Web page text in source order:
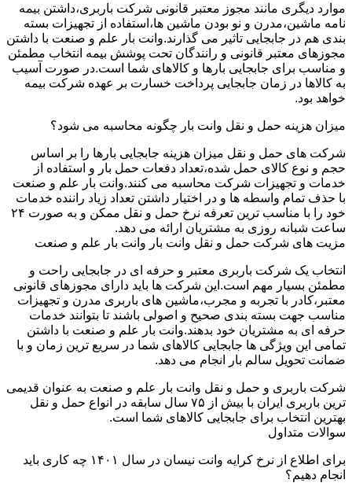
موارد دیگری مانند مجوز معتبر قانونی شرکت باربری،داشتن بیمه
نامه ماشین،مدرن و نو بودن ماشین ها،استفاده از تجهیزات بسته
بندی هم در جابجایی تاثیر می گذارند.وانت بار علم و صنعت با داشتن
مجوزهای معتبر قانونی و رانندگان تحت پوشش بیمه انتخاب مطمئن
و مناسب برای جابجایی بارها و کالاهای شما است.در صورت آسیب
به کالاها در زمان جابجایی پرداخت خسارت بر عهده شرکت بیمه
خواهد بود.
میزان هزینه حمل و نقل وانت بار چگونه محاسبه می شود؟
شرکت های حمل و نقل میزان هزینه جابجایی بارها را بر اساس
حجم و نوع کالای حمل شده،تعداد دفعات حمل بار و استفاده از
خدمات و تجهیزات شرکت محاسبه می کنند.وانت بار علم و صنعت
با حذف تمام واسطه ها و در اختیار داشتن تعداد زیاد راننده خدمات
خود را با مناسب ترین تعرفه نرخ حمل و نقل ممکن و به صورت ۲۴
ساعت شبانه روزی به مشتریان ارائه می دهد.
مزیت های شرکت حمل و نقل وانت بار وانت بار علم و صنعت
انتخاب یک شرکت باربری معتبر و حرفه ای در جابجایی راحت و
مطمئن بسیار مهم است.این شرکت ها باید دارای مجوزهای قانونی
معتبر،کادر با تجربه و مجرب،ماشین های باربری مدرن و تجهیزات
مناسب جهت بسته بندی صحیح و اصولی باشند تا بتوانند خدمات
حرفه ای به مشتریان خود بدهند.وانت بار علم و صنعت با داشتن
تمامی این ویژگی ها جابجایی کالاهای شما در سریع ترین زمان و با
ضمانت تحویل سالم بار انجام می دهد.
شرکت باربری و حمل و نقل وانت بار علم و صنعت به عنوان قدیمی
ترین باربری ایران با بیش از ۷۵ سال سابقه در انواع حمل و نقل
بهترین انتخاب برای جابجایی کالاهای شما است.
سوالات متداول
برای اطلاع از نرخ کرایه وانت نیسان در سال ۱۴۰۱ چه کاری باید
انجام دهیم؟